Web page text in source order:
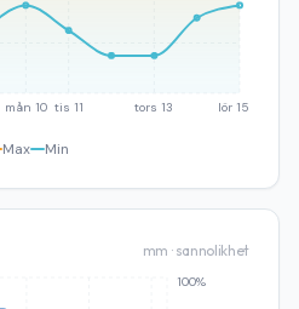
mån 10 tis 11 tors 13 lör 15
Max Min
mm · sannolikhet
100%